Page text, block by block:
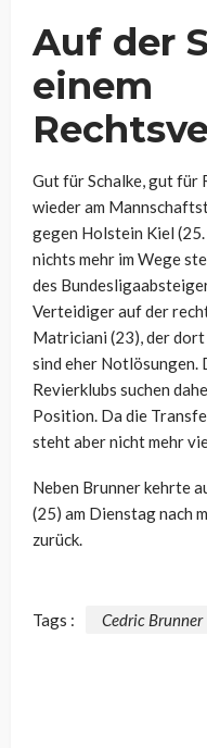
Auf der
einem
Gut für Schalke, gut für
wieder am
gegen Holstein Kiel
nichts mehr im Wege
des
Verteidiger auf der
Matriciani (23), der
sind eher Notlösungen.
Revierklubs suchen
Position. Da die
steht aber nicht mehr
Neben Brunner kehrte
(25) am Dienstag nach
zurück.
Tags : Cedric Brunner